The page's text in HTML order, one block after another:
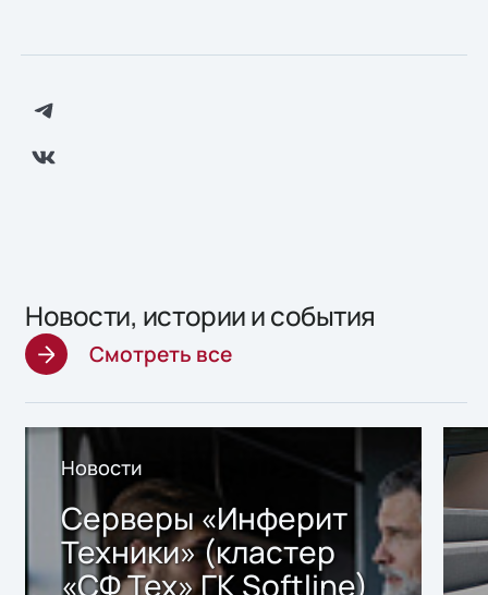
Новости, истории и события
Смотреть все
Новости
Серверы «Инферит
Техники» (кластер
«СФ Тех» ГК Softline)